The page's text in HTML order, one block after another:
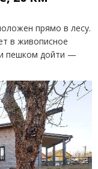
прямо в лесу.
в живописное
пешком дойти —